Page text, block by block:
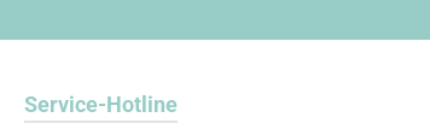
Service-Hotline